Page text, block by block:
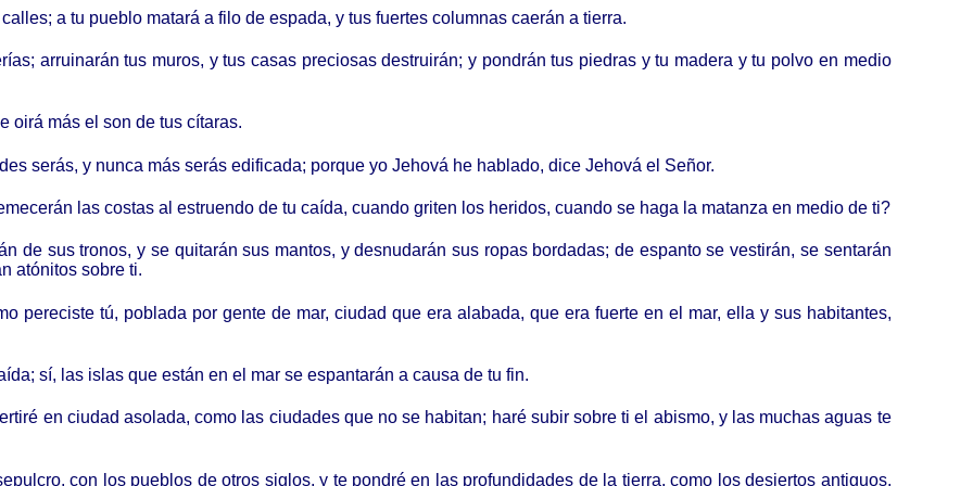
a tu pueblo matará a filo de espada, y tus fuertes columnas caerán a tierra.
arruinarán tus muros, y tus casas preciosas destruirán; y pondrán tus piedras y tu madera y tu polvo en medio
oirá más el son de tus cítaras.
serás, y nunca más serás edificada; porque yo Jehová he hablado, dice Jehová el Señor.
las costas al estruendo de tu caída, cuando griten los heridos, cuando se haga la matanza en medio de ti?
de sus tronos, y se quitarán sus mantos, y desnudarán sus ropas bordadas; de espanto se vestirán, se sentarán
atónitos sobre ti.
pereciste tú, poblada por gente de mar, ciudad que era alabada, que era fuerte en el mar, ella y sus habitantes,
sí, las islas que están en el mar se espantarán a causa de tu fin.
en ciudad asolada, como las ciudades que no se habitan; haré subir sobre ti el abismo, y las muchas aguas te
con los pueblos de otros siglos, y te pondré en las profundidades de la tierra, como los desiertos antiguos,